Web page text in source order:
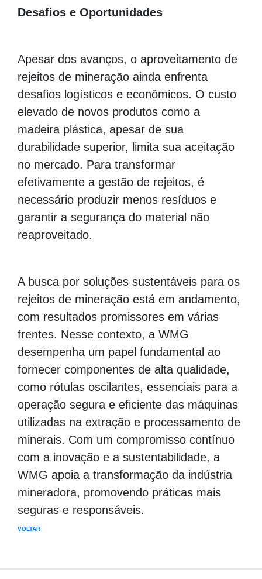
Desafios e Oportunidades
Apesar dos avanços, o aproveitamento de
rejeitos de mineração ainda enfrenta
desafios logísticos e econômicos. O custo
elevado de novos produtos como a
madeira plástica, apesar de sua
durabilidade superior, limita sua aceitação
no mercado. Para transformar
efetivamente a gestão de rejeitos, é
necessário produzir menos resíduos e
garantir a segurança do material não
reaproveitado.
A busca por soluções sustentáveis para os
rejeitos de mineração está em andamento,
com resultados promissores em várias
frentes. Nesse contexto, a WMG
desempenha um papel fundamental ao
fornecer componentes de alta qualidade,
como rótulas oscilantes, essenciais para a
operação segura e eficiente das máquinas
utilizadas na extração e processamento de
minerais. Com um compromisso contínuo
com a inovação e a sustentabilidade, a
WMG apoia a transformação da indústria
mineradora, promovendo práticas mais
seguras e responsáveis.
VOLTAR